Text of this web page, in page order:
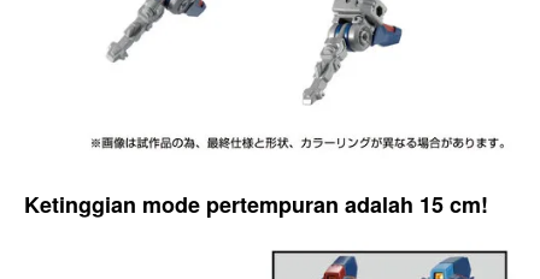
Ketinggian mode pertempuran adalah 15 cm!